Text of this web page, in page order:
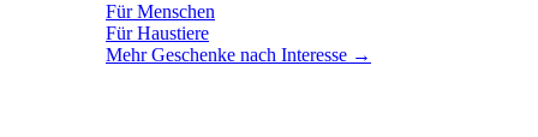
Für Menschen
Für Haustiere
Mehr Geschenke nach Interesse →